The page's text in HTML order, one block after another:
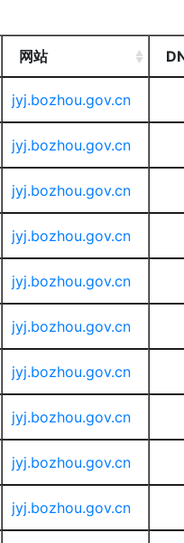
网站
jyj.bozhou.gov.cn
jyj.bozhou.gov.cn
jyj.bozhou.gov.cn
jyj.bozhou.gov.cn
jyj.bozhou.gov.cn
jyj.bozhou.gov.cn
jyj.bozhou.gov.cn
jyj.bozhou.gov.cn
jyj.bozhou.gov.cn
jyj.bozhou.gov.cn